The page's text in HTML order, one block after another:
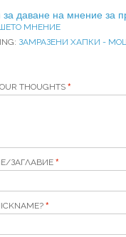
даване на мнение за
МНЕНИЕ
ЗАМРАЗЕНИ ХАПКИ -
THOUGHTS
ЗАГЛАВИЕ